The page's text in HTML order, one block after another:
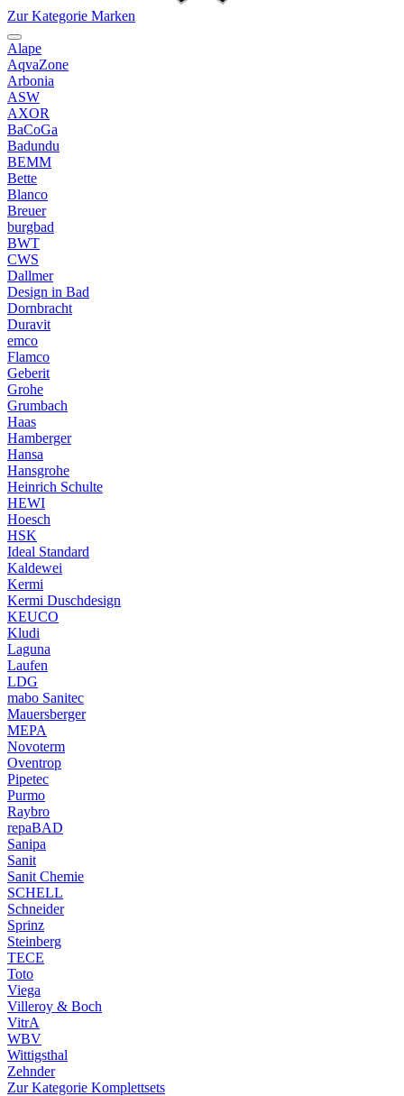
Zur Kategorie Marken
Alape
AqvaZone
Arbonia
ASW
AXOR
BaCoGa
Badundu
BEMM
Bette
Blanco
Breuer
burgbad
BWT
CWS
Dallmer
Design in Bad
Dornbracht
Duravit
emco
Flamco
Geberit
Grohe
Grumbach
Haas
Hamberger
Hansa
Hansgrohe
Heinrich Schulte
HEWI
Hoesch
HSK
Ideal Standard
Kaldewei
Kermi
Kermi Duschdesign
KEUCO
Kludi
Laguna
Laufen
LDG
mabo Sanitec
Mauersberger
MEPA
Novoterm
Oventrop
Pipetec
Purmo
Raybro
repaBAD
Sanipa
Sanit
Sanit Chemie
SCHELL
Schneider
Sprinz
Steinberg
TECE
Toto
Viega
Villeroy & Boch
VitrA
WBV
Wittigsthal
Zehnder
Zur Kategorie Komplettsets